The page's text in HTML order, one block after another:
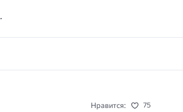
.
Нравится:
75